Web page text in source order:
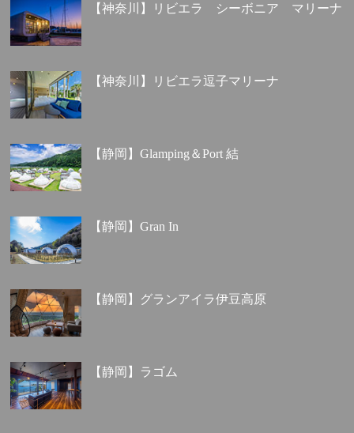
【神奈川】リビエラ シーボニア マリーナ
【神奈川】リビエラ逗子マリーナ
【静岡】Glamping＆Port 結
【静岡】Gran In
【静岡】グランアイラ伊豆高原
【静岡】ラゴム